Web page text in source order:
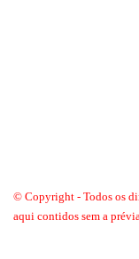
© Copyright - Todos os
aqui contidos sem a